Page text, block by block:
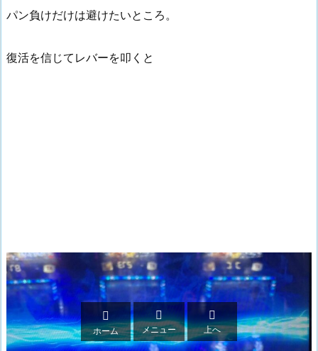
パン負けだけは避けたいところ。
復活を信じてレバーを叩くと

ホーム

メニュー

上へ